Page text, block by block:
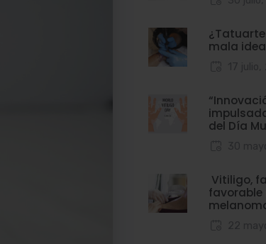
mala
del Día
Vitiligo,
favorable